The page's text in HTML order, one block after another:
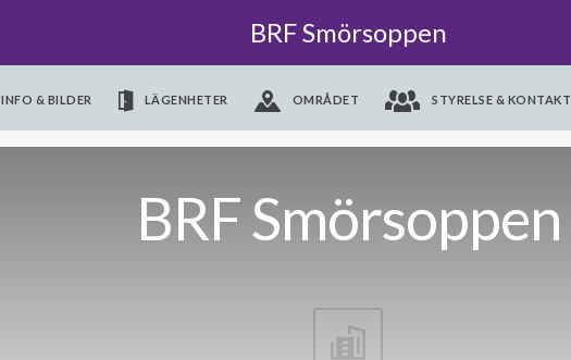
BRF Smörsoppen
INFO & BILDER LÄGENHETER OMRÅDET STYRELSE & KONTAKT
BRF Smörsoppen